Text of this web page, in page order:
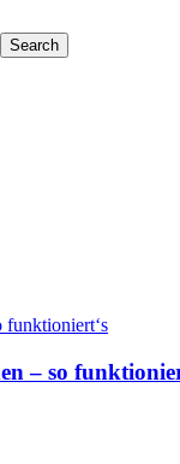
Search
– so